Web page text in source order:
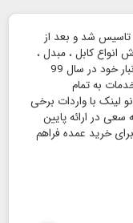
مکان فیزیکی تاسیس شد و بعد از
انواع کابل ، مبدل ،
فن و آداپتور و دارای هزار قلم کالای موجود در انبار خود در سال 99
به تمام
لینک با واردات برخی
سعی در ارائه پایین
خرید عمده فراهم